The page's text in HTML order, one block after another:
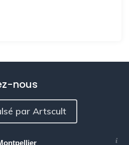
nous
par Artscult